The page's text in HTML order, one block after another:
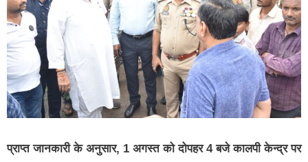
प्राप्त जानकारी के अनुसार, 1 अगस्त को दोपहर 4 बजे कालपी केन्द्र पर